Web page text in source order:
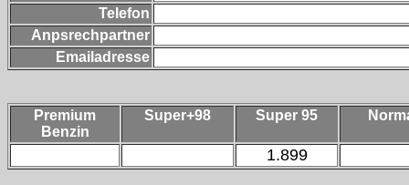
Telefon
Anpsrechpartner
Emailadresse
Premium
Benzin
Super+98 Super 95
1.899